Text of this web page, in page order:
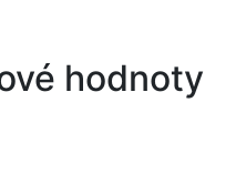
hodnoty